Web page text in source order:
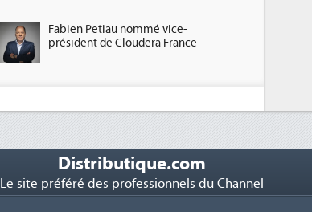
Fabien Petiau nommé vice-
président de Cloudera France
Distributique.com
Le site préféré des professionnels du Channel